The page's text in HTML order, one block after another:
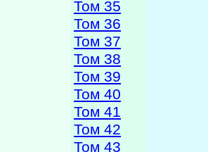
Том 35
Том 36
Том 37
Том 38
Том 39
Том 40
Том 41
Том 42
Том 43